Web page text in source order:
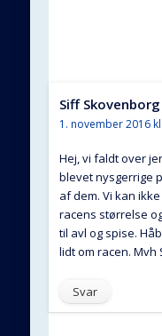
Siff Skovenborg
1. november 2016
Hej, vi faldt over
blevet nysgerrige
af dem. Vi kan
racens størrelse
til avl og spise.
lidt om racen. Mvh
Svar